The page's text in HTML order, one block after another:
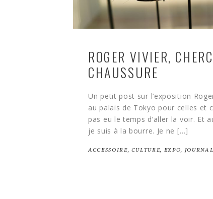
ROGER VIVIER,
CHAUSSURE
Un petit post sur l’exposition
au palais de Tokyo pour celles et
pas eu le temps d’aller la voir. Et
je suis à la bourre. Je ne […]
ACCESSOIRE, CULTURE, EXPO, JOURNAL